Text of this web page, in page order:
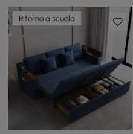
Ritorno a scuola